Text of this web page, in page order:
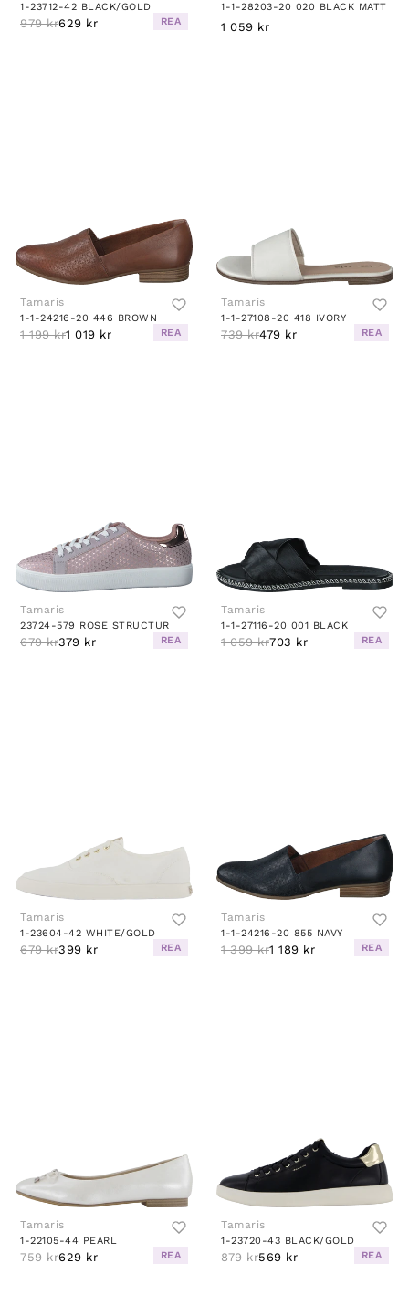
1-23712-42 BLACK/GOLD
979 kr629 kr REA
1-1-28203-20 020 BLACK MATT
1 059 kr
Tamaris
1-1-24216-20 446 BROWN
1 199 kr1 019 kr REA
Tamaris
1-1-27108-20 418 IVORY
739 kr479 kr REA
Tamaris
23724-579 ROSE STRUCTUR
679 kr379 kr REA
Tamaris
1-1-27116-20 001 BLACK
1 059 kr703 kr REA
Tamaris
1-23604-42 WHITE/GOLD
679 kr399 kr REA
Tamaris
1-1-24216-20 855 NAVY
1 399 kr1 189 kr REA
Tamaris
1-22105-44 PEARL
759 kr629 kr REA
Tamaris
1-23720-43 BLACK/GOLD
879 kr569 kr REA